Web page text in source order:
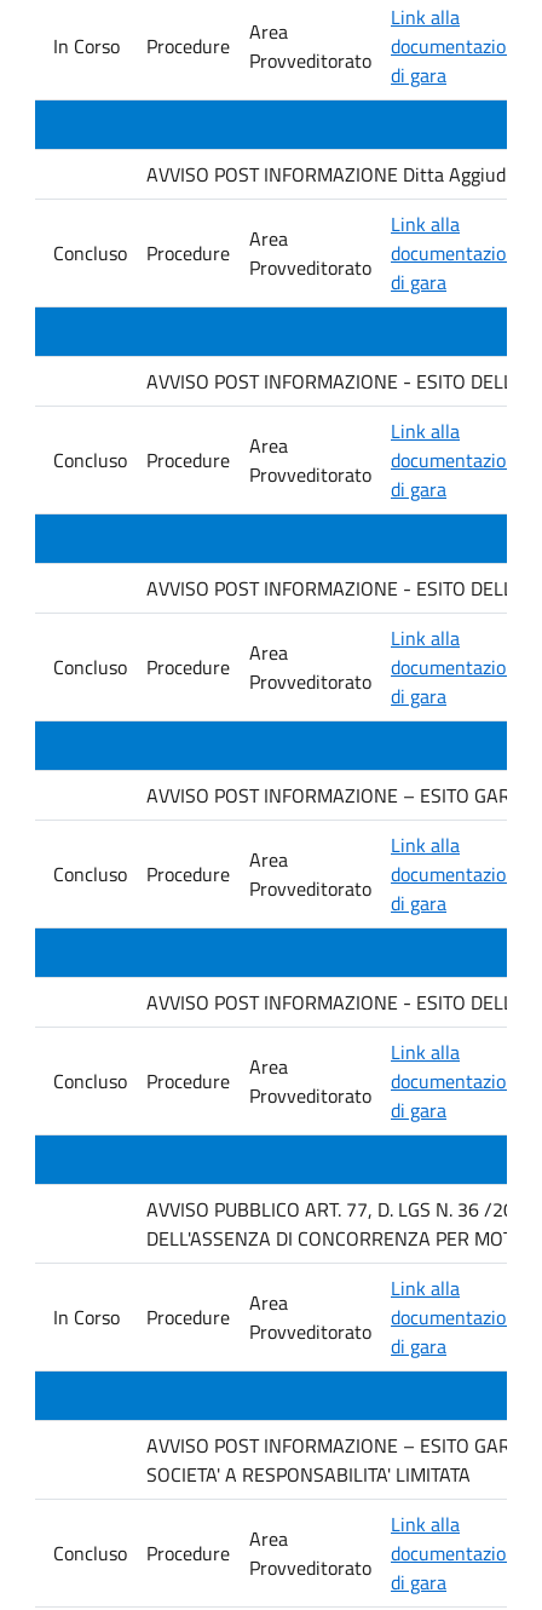
In Corso Procedure
Area
Provveditorato
Link alla
documentazione
di gara
AVVISO POST INFORMAZIONE Ditta
Concluso Procedure
Area
Provveditorato
Link alla
documentazione
di gara
AVVISO POST INFORMAZIONE - ESITO
Concluso Procedure
Area
Provveditorato
Link alla
documentazione
di gara
AVVISO POST INFORMAZIONE - ESITO DELLA
Concluso Procedure
Area
Provveditorato
Link alla
documentazione
di gara
AVVISO POST INFORMAZIONE – ESITO GARA.
Concluso Procedure
Area
Provveditorato
Link alla
documentazione
di gara
AVVISO POST INFORMAZIONE - ESITO
Concluso Procedure
Area
Provveditorato
Link alla
documentazione
di gara
AVVISO PUBBLICO ART. 77, D. LGS N. 36 /
DELL'ASSENZA DI CONCORRENZA PER MOTIVI
In Corso Procedure
Area
Provveditorato
Link alla
documentazione
di gara
AVVISO POST INFORMAZIONE – ESITO
SOCIETA' A RESPONSABILITA' LIMITATA
Concluso Procedure
Area
Provveditorato
Link alla
documentazione
di gara